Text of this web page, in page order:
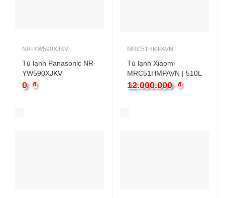
NR-YW590XJKV
Tủ lạnh Panasonic NR-
YW590XJKV
0 ₫
MRC51HMPAVN
Tủ lạnh Xiaomi
MRC51HMPAVN | 510L
4 cánh
12.000.000 ₫